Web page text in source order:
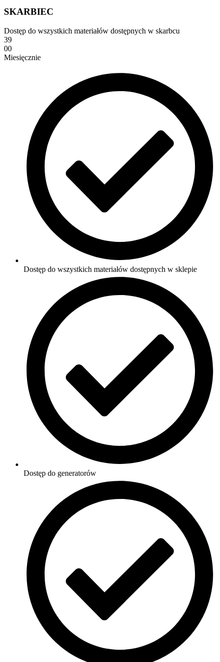
SKARBIEC
Dostęp do wszystkich materiałów dostępnych w skarbcu
39
00
Miesięcznie
Dostęp do wszystkich materiałów dostępnych w sklepie
Dostęp do generatorów